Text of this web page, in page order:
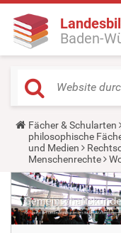
Baden-
Y
o
u
a
r
e
h
e
r
e
Fächer & Schularten
philosophische
und Medien
Menschenrechte